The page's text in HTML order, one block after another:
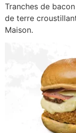
Tranches de
de terre
Maison.